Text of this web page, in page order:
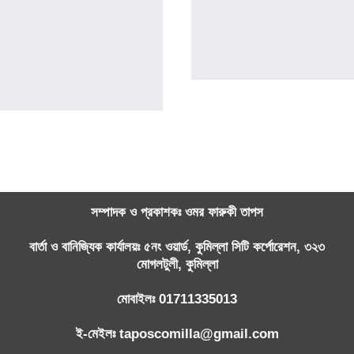
সম্পাদক ও প্রকাশকঃ ওমর ফারুকী তাপস
বার্তা ও বানিজ্যিক কার্যালয়ঃ ৫নং ওয়ার্ড, কুমিল্লা সিটি কর্পোরেশন, ৩২৩
মোগলটুলী, কুমিল্লা
মোবাইলঃ 01711335013
ই-মেইলঃ taposcomilla@gmail.com